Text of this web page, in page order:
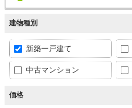
建物種別
新築一戸建て
中古マンション
価格